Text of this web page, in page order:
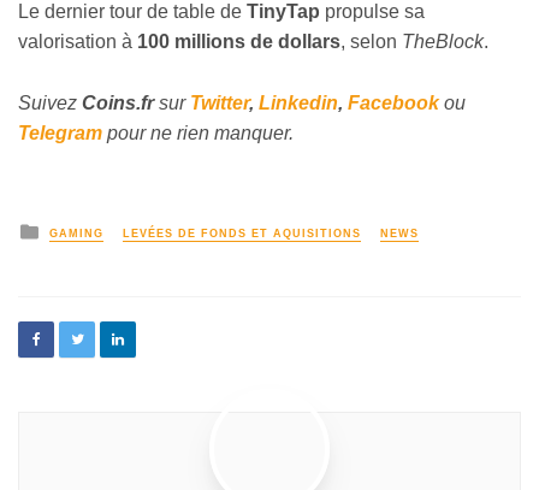
Le dernier tour de table de TinyTap propulse sa
valorisation à 100 millions de dollars, selon TheBlock.
Suivez Coins.frsur Twitter, Linkedin, Facebookou
Telegram pour ne rien manquer.
GAMING LEVÉES DE FONDS ET AQUISITIONS NEWS